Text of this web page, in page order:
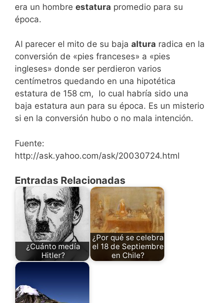
era un hombre estatura promedio para su
época.
Al parecer el mito de su baja altura radica en la
conversión de «pies franceses» a «pies
ingleses» donde ser perdieron varios
centímetros quedando en una hipotética
estatura de 158 cm, lo cual habría sido una
baja estatura aun para su época. Es un misterio
si en la conversión hubo o no mala intención.
Fuente:
http://ask.yahoo.com/ask/20030724.html
Entradas Relacionadas
¿Cuánto medía
Hitler?
¿Por qué se celebra
el 18 de Septiembre
en Chile?